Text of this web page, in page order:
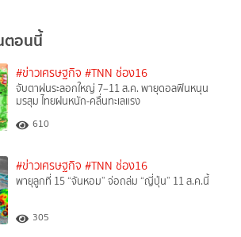
ตอนนี้
#ข่าวเศรษฐกิจ #TNN ช่อง16
จับตาฝนระลอกใหญ่ 7–11 ส.ค. พายุดอลฟินหนุน
มรสุม ไทยฝนหนัก-คลื่นทะเลแรง
610
#ข่าวเศรษฐกิจ #TNN ช่อง16
พายุลูกที่ 15 “จันหอม” จ่อถล่ม “ญี่ปุ่น” 11 ส.ค.นี้
305